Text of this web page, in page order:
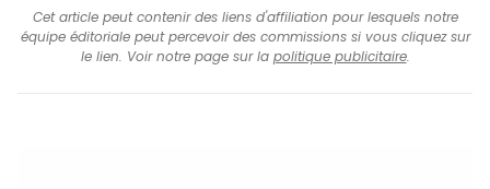
Cet article peut contenir des liens d'affiliation pour lesquels notre
équipe éditoriale peut percevoir des commissions si vous cliquez sur
le lien. Voir notre page sur la politique publicitaire.